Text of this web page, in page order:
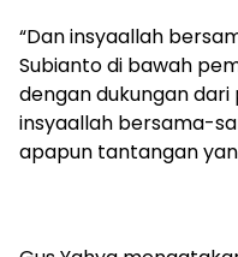
“Dan insyaallah
Subianto di bawah
dengan dukungan
insyaallah bersama-
apapun tantangan